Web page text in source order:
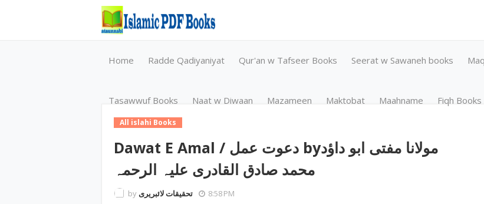
Home Radde Qadiyaniyat Qur'an w Tafseer Books Seerat w Sawaneh books
Tasawwuf Books Naat w Diwaan Mazameen Maktobat Maahname Fiqh Books
All islahi Books
Dawat E Amal / دعوت عمل byمولانا مفتی ابو داؤد
محمد صادق القادری علیہ الرحمہ
by تحقیقات لائبریری 8:58 PM